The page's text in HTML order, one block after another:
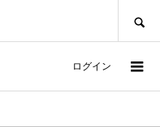
ログイン